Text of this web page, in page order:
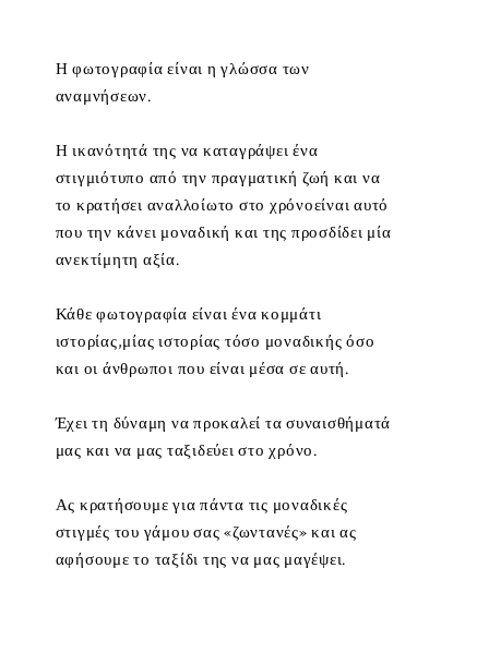
Η φωτογραφία είναι η γλώσσα των
αναμνήσεων.
Η ικανότητά της να καταγράψει ένα
στιγμιότυπο από την πραγματική ζωή και να
το κρατήσει αναλλοίωτο στο χρόνοείναι αυτό
που την κάνει μοναδική και της προσδίδει μία
ανεκτίμητη αξία.
Κάθε φωτογραφία είναι ένα κομμάτι
ιστορίας,μίας ιστορίας τόσο μοναδικής όσο
και οι άνθρωποι που είναι μέσα σε αυτή.
Έχει τη δύναμη να προκαλεί τα συναισθήματά
μας και να μας ταξιδεύει στο χρόνο.
Ας κρατήσουμε για πάντα τις μοναδικές
στιγμές του γάμου σας «ζωντανές» και ας
αφήσουμε το ταξίδι της να μας μαγέψει.